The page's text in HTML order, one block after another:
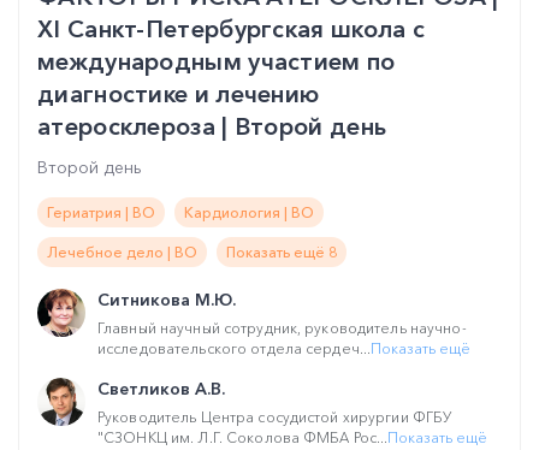
XI Санкт-Петербургская школа с
международным участием по
диагностике и лечению
атеросклероза | Второй день
Второй день
Гериатрия | ВО Кардиология | ВО
Лечебное дело | ВО Показать ещё 8
Ситникова М.Ю.
Главный научный сотрудник, руководитель научно-
исследовательского отдела сердеч...Показать ещё
Светликов А.В.
Руководитель Центра сосудистой хирургии ФГБУ
"СЗОНКЦ им. Л.Г. Соколова ФМБА Рос...Показать ещё